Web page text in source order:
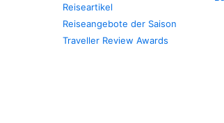
Reiseartikel
Reiseangebote der Saison
Traveller Review Awards